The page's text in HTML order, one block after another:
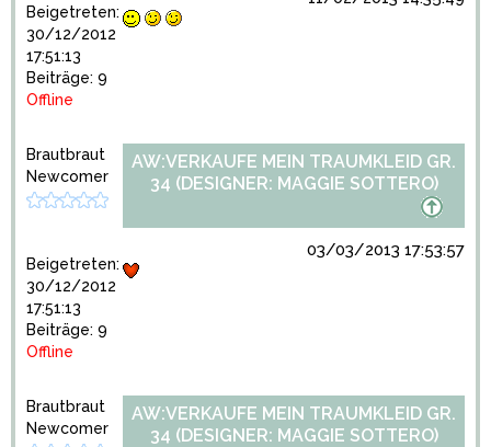
Beigetreten:
30/12/2012
17:51:13
Beiträge: 9
Offline
Brautbraut
Newcomer
Beigetreten:
30/12/2012
17:51:13
Beiträge: 9
Offline
AW:VERKAUFE MEIN TRAUMKLEID GR.
34 (DESIGNER: MAGGIE SOTTERO)
03/03/2013 17:53:57
Brautbraut
Newcomer
AW:VERKAUFE MEIN TRAUMKLEID GR.
34 (DESIGNER: MAGGIE SOTTERO)